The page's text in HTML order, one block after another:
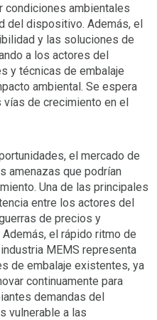
condiciones ambientales
del dispositivo. Además, el
y las soluciones de
a los actores del
y técnicas de embalaje
ambiental. Se espera
vías de crecimiento en el
el mercado de
amenazas que podrían
Una de las principales
entre los actores del
de precios y
el rápido ritmo de
MEMS representa
de embalaje existentes, ya
continuamente para
demandas del
vulnerable a las